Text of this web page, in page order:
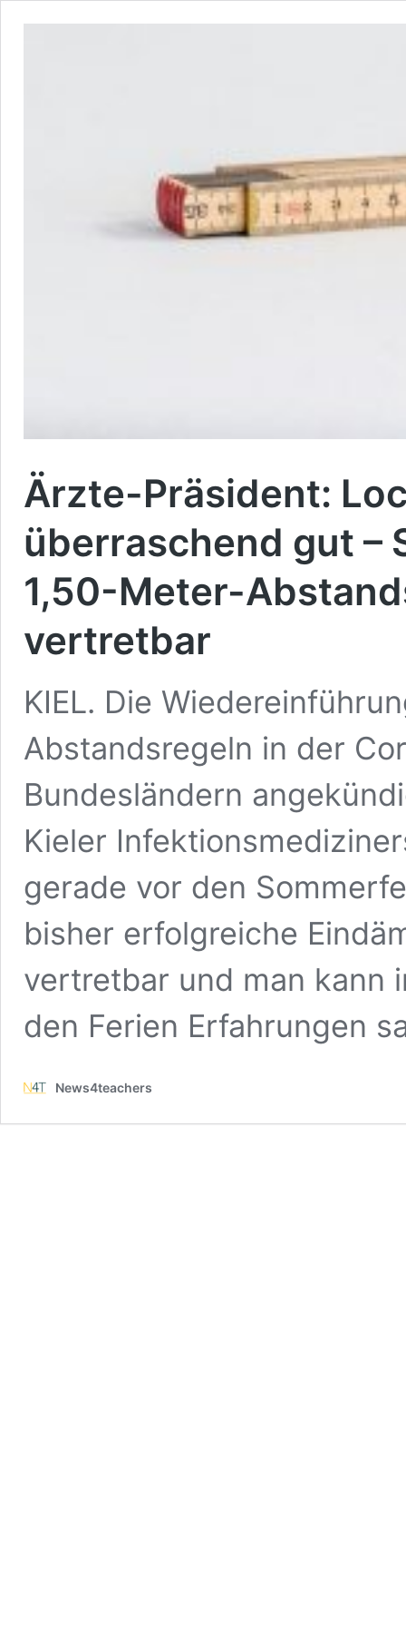
Ärzte-Präsident:
überraschend gut –
1,50-Meter-
vertretbar
KIEL. Die
Abstandsregeln in der
Bundesländern
Kieler
gerade vor den
bisher erfolgreiche
vertretbar und man kann
den Ferien Erfahrungen
News4teachers